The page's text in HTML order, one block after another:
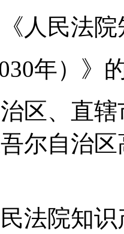
民法院
年）》
、直辖
尔自治
院知识